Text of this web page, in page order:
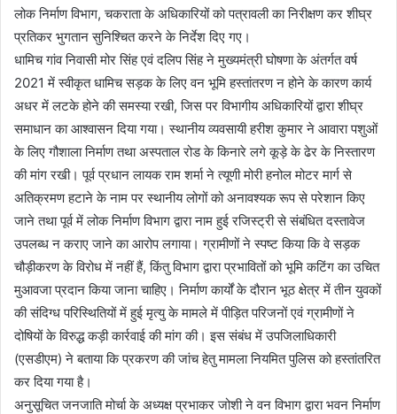
लोक निर्माण विभाग, चकराता के अधिकारियों को पत्रावली का निरीक्षण कर शीघ्र
प्रतिकर भुगतान सुनिश्चित करने के निर्देश दिए गए।
धामिच गांव निवासी मोर सिंह एवं दलिप सिंह ने मुख्यमंत्री घोषणा के अंतर्गत वर्ष
2021 में स्वीकृत धामिच सड़क के लिए वन भूमि हस्तांतरण न होने के कारण कार्य
अधर में लटके होने की समस्या रखी, जिस पर विभागीय अधिकारियों द्वारा शीघ्र
समाधान का आश्वासन दिया गया। स्थानीय व्यवसायी हरीश कुमार ने आवारा पशुओं
के लिए गौशाला निर्माण तथा अस्पताल रोड के किनारे लगे कूड़े के ढेर के निस्तारण
की मांग रखी। पूर्व प्रधान लायक राम शर्मा ने त्यूणी मोरी हनोल मोटर मार्ग से
अतिक्रमण हटाने के नाम पर स्थानीय लोगों को अनावश्यक रूप से परेशान किए
जाने तथा पूर्व में लोक निर्माण विभाग द्वारा नाम हुई रजिस्ट्री से संबंधित दस्तावेज
उपलब्ध न कराए जाने का आरोप लगाया। ग्रामीणों ने स्पष्ट किया कि वे सड़क
चौड़ीकरण के विरोध में नहीं हैं, किंतु विभाग द्वारा प्रभावितों को भूमि कटिंग का उचित
मुआवजा प्रदान किया जाना चाहिए। निर्माण कार्यों के दौरान भूठ क्षेत्र में तीन युवकों
की संदिग्ध परिस्थितियों में हुई मृत्यु के मामले में पीड़ित परिजनों एवं ग्रामीणों ने
दोषियों के विरुद्ध कड़ी कार्रवाई की मांग की। इस संबंध में उपजिलाधिकारी
(एसडीएम) ने बताया कि प्रकरण की जांच हेतु मामला नियमित पुलिस को हस्तांतरित
कर दिया गया है।
अनुसूचित जनजाति मोर्चा के अध्यक्ष प्रभाकर जोशी ने वन विभाग द्वारा भवन निर्माण